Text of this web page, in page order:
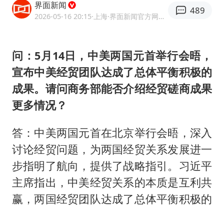
界面新闻
2026-05-16 20:15·上海 ·界面新闻官方网易号
489
问：5月14日，中美两国元首举行会晤，
宣布中美经贸团队达成了总体平衡积极的
成果。请问商务部能否介绍经贸磋商成果
更多情况？
答：中美两国元首在北京举行会晤，深入
讨论经贸问题，为两国经贸关系发展进一
步指明了航向，提供了战略指引。习近平
主席指出，中美经贸关系的本质是互利共
赢，两国经贸团队达成了总体平衡积极的